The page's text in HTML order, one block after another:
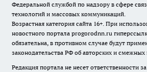
Федеральной службой по надзору в сфере
технологий и массовых коммуникаций.
Возрастная категория сайта 16+. При
новостного портала progorodnn.ru
обязательна, в противном случае будут
законодательства РФ об авторских и смежных
Редакция портала не несет ответственности